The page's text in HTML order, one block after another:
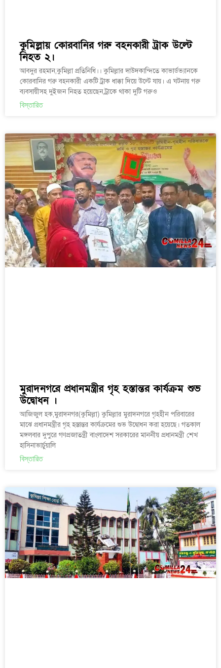
কুমিল্লায় কোরবানির গরু বহনকারী ট্রাক উল্টে
নিহত ২।
আবদুর রহমান,কুমিল্লা প্রতিনিধি।। কুমিল্লার দাউদকান্দিতে কাভার্ডভ্যানকে
কোরবানির গরু বহনকারী একটি ট্রাক ধাক্কা দিয়ে উল্টে যায়। এ ঘটনায় গরু
ব্যবসায়ীসহ দুইজন নিহত হয়েছেন,ট্রাকে থাকা দুটি গরুও
বিস্তারিত
মুরাদনগরে প্রধানমন্ত্রীর গৃহ হস্তান্তর কার্যক্রম শুভ
উদ্বোধন ।
আজিজুল হক,মুরাদনগর(কুমিল্লা) কুমিল্লার মুরাদনগরে গৃহহীন পরিবারের
মাঝে প্রধানমন্ত্রীর গৃহ হস্তান্তর কার্যক্রমের শুভ উদ্বোধন করা হয়েছে। গতকাল
মঙ্গলবার দুপুরে গণপ্রজাতন্ত্রী বাংলাদেশ সরকারের মাননীয় প্রধানমন্ত্রী শেখ
হাসিনাভার্চুয়ালি
বিস্তারিত